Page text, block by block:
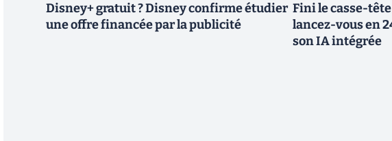
Disney+ gratuit ? Disney confirme étudier
une offre financée par la publicité
Fini le casse-
lancez-vous en
son IA intégrée